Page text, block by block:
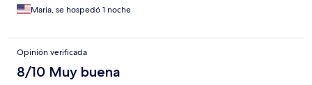
Maria, se hospedó 1 noche
Opinión verificada
8/10 Muy buena